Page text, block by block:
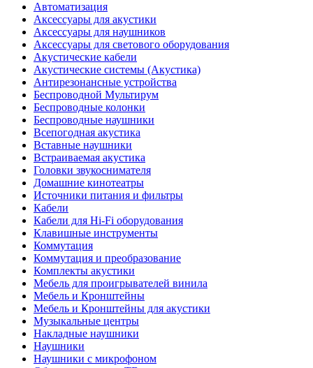
Автоматизация
Аксессуары для акустики
Аксессуары для наушников
Аксессуары для светового оборудования
Акустические кабели
Акустические системы (Акустика)
Антирезонансные устройства
Беспроводной Мультирум
Беспроводные колонки
Беспроводные наушники
Всепогодная акустика
Вставные наушники
Встраиваемая акустика
Головки звукоснимателя
Домашние кинотеатры
Источники питания и фильтры
Кабели
Кабели для Hi-Fi оборудования
Клавишные инструменты
Коммутация
Коммутация и преобразование
Комплекты акустики
Мебель для проигрывателей винила
Мебель и Кронштейны
Мебель и Кронштейны для акустики
Музыкальные центры
Накладные наушники
Наушники
Наушники с микрофоном